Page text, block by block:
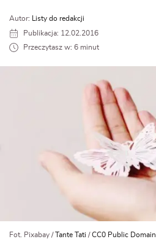
Autor:
Listy do redakcji
Publikacja: 12.02.2016
Przeczytasz w: 6 minut
Fot. Pixabay /Tante Tati /CC0 Public Domain